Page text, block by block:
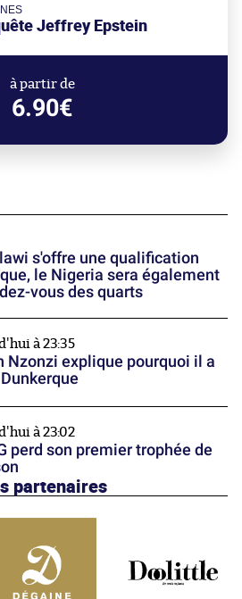
Jeffrey Epstein
à partir de
6.90€
s'offre une qualification
le Nigeria sera également
vous des quarts
à 23:35
Nzonzi explique pourquoi il a
à 23:02
perd son premier trophée de
partenaires